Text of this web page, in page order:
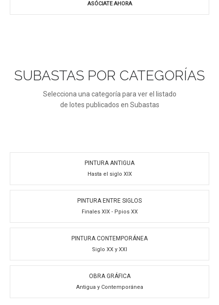
ASÓCIATE AHORA
SUBASTAS POR CATEGORÍAS
Selecciona una categoría para ver el listado
de lotes publicados en Subastas
PINTURA ANTIGUA
Hasta el siglo XIX
PINTURA ENTRE SIGLOS
Finales XIX - Ppios XX
PINTURA CONTEMPORÁNEA
Siglo XX y XXI
OBRA GRÁFICA
Antigua y Contemporánea